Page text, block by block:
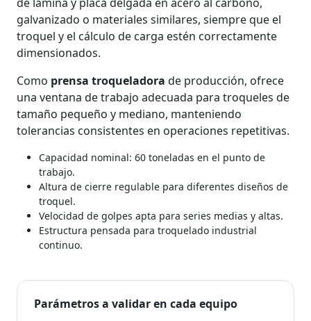
galvanizado o materiales similares, siempre que el
troquel y el cálculo de carga estén correctamente
dimensionados.
Como prensa troqueladora de producción, ofrece
una ventana de trabajo adecuada para troqueles de
tamaño pequeño y mediano, manteniendo
tolerancias consistentes en operaciones repetitivas.
Capacidad nominal: 60 toneladas en el punto de
trabajo.
Altura de cierre regulable para diferentes diseños de
troquel.
Velocidad de golpes apta para series medias y altas.
Estructura pensada para troquelado industrial
continuo.
Parámetros a validar en cada equipo